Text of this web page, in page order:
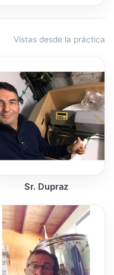
Vistas desde la práctica
Sr. Dupraz